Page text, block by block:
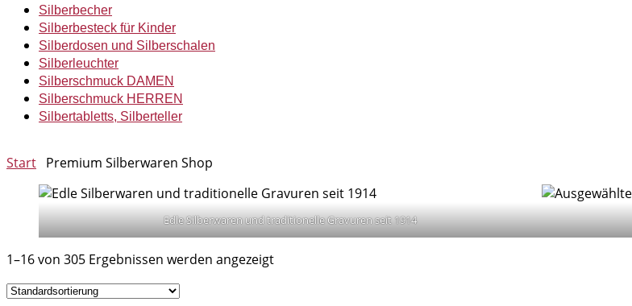
Silberbecher
Silberbesteck für Kinder
Silberdosen und Silberschalen
Silberleuchter
Silberschmuck DAMEN
Silberschmuck HERREN
Silbertabletts, Silberteller
Start Premium Silberwaren Shop
Edle Silberwaren und traditionelle Gravuren seit 1914
1–16 von 305 Ergebnissen werden angezeigt